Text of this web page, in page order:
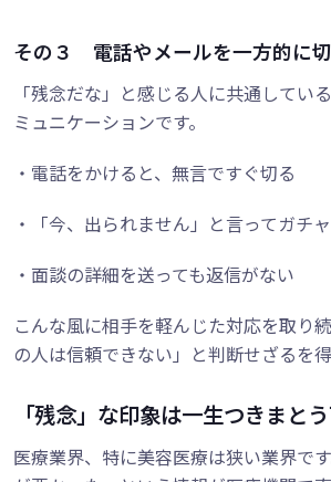
その３ 電話やメールを一方的に
「残念だな」と感じる人に共通してい
ミュニケーションです。
・電話をかけると、無言ですぐ切る
・「今、出られません」と言ってガチ
・面談の詳細を送っても返信がない
こんな風に相手を軽んじた対応を取り
の人は信頼できない」と判断せざるを得
「残念」な印象は一生つきまと
医療業界、特に美容医療は狭い業界で